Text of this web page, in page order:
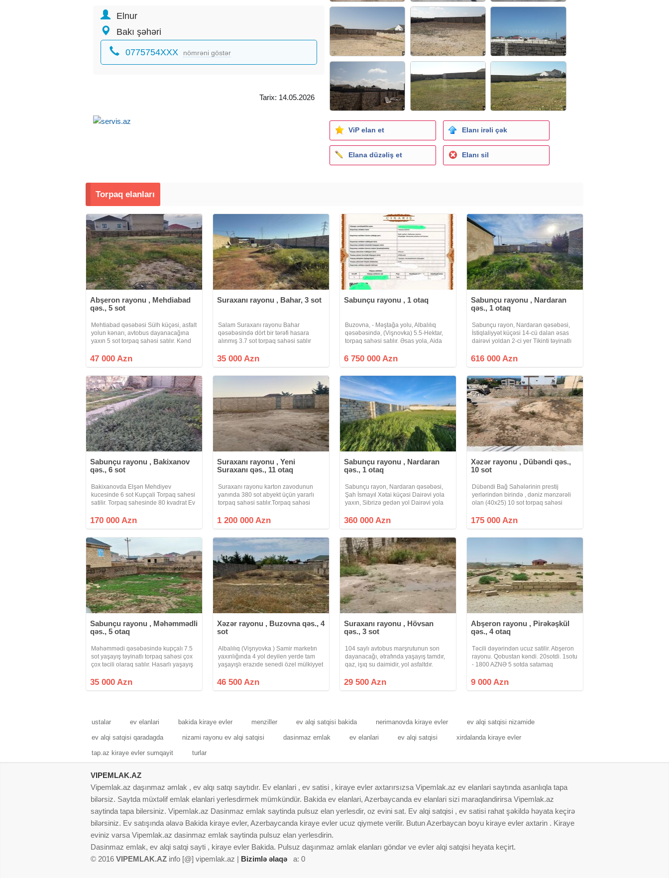
-15 SOT TORPAQ SAHƏSİ SATILIR.
- Qiyməti .. 135 000 manat
Real alıcı olsa endirimlə inşallah razılaşa bilərik
Elnur
Bakı şəhəri
0775754XXX nömrəni göstər
Tarix: 14.05.2026
ViP elan et Elanı irəli çək
Elana düzəliş et Elanı sil
Torpaq elanları
Abşeron rayonu , Mehdiabad
qəs., 5 sot
Mehtiabad qəsəbəsi Sülh küçəsi, asfalt
yolun kənarı, avtobus dayanacağına
yaxın 5 sot torpaq sahəsi satılır. Kənd
mülkiyyətdir, çıxarışı, plan ölçü sənədi
47 000 Azn
Suraxanı rayonu , Bahar, 3 sot
Salam Suraxanı rayonu Bahar
qəsəbəsində dört bir tərəfi hasara
alınmış 3.7 sot torpaq sahəsi satılır
metirdir 191 nömrəli maşurut xəttinə
35 000 Azn
Sabunçu rayonu , 1 otaq
Buzovna, - Məştağa yolu, Albalılıq
qəsəbəsində, (Vişnovka) 5.5-Hektar,
torpaq sahəsi satılır. Əsas yola, Aida
yerləşir. Sənəd- Çıxarış (Kupça).
6 750 000 Azn
Sabunçu rayonu , Nardaran
qəs., 1 otaq
Sabunçu rayon, Nardaran qəsəbəsi,
İstiqlaliyyət küçəsi 14-cü dalan əsas
dairəvi yoldan 2-ci yer Tikinti təyinatlı
KUPÇA Kod: Sea 1004 Qeyd: Müştəri
616 000 Azn
Sabunçu rayonu , Bakixanov
qəs., 6 sot
Bakixanovda Elşən Mehdiyev
kucesinde 6 sot Kupçali Torpaq sahesi
satilir. Torpaq sahesinde 80 kvadrat Ev
suallar ile bagli zeng edin.
170 000 Azn
Suraxanı rayonu , Yeni
Suraxanı qəs., 11 otaq
Suraxanı rayonu karton zavodunun
yanında 380 sot abyekt üçün yararlı
torpaq sahəsi satılır.Torpaq sahəsi
yaxında qaz su işıq xətləri.Abyektin
1 200 000 Azn
Sabunçu rayonu , Nardaran
qəs., 1 otaq
Sabunçu rayon, Nardaran qəsəbəsi,
Şah İsmayıl Xətai küçəsi Dairəvi yola
yaxın, Sibrizə gedən yol Dairəvi yola
sot torpaq sahəsi satılır Sənəd KUPÇA
360 000 Azn
Xəzər rayonu , Dübəndi qəs.,
10 sot
Dübəndi Bağ Sahələrinin prestij
yerlərindən birində , dəniz mənzərəli
olan (40x25) 10 sot torpaq sahəsi
üçün (hər mərtəbəsi 200 kv.m) özülü
175 000 Azn
Sabunçu rayonu , Məhəmmədli
qəs., 5 otaq
Məhəmmədi qəsəbəsində kupçalı 7.5
sot yaşayış təyinatlı torpaq sahəsi çox
çox təcili olaraq satılır. Hasarlı yaşayış
var.Xahiş olunur real klentlər( əsasən
35 000 Azn
Xəzər rayonu , Buzovna qəs., 4
sot
Albalılıq (Vişnyovka ) Samir marketın
yaxınlığında 4 yol deyilen yerde tam
yaşayışlı erazıde senedi özel mülkiyyet
satılır.Ümümi 4 sot ( kupçada 3.42 sot )
46 500 Azn
Suraxanı rayonu , Hövsan
qəs., 3 sot
104 saylı avtobus marşrutunun son
dayanacağı, ətrafında yaşayış tamdır,
qaz, işıq su daimidir, yol asfaltdır.
29 500 Azn
Abşeron rayonu , Pirəkəşkül
qəs., 4 otaq
Təcili dəyərindən ucuz satilir. Abşeron
rayonu. Qobustan kəndi. 20sotdi. 1sotu
- 1800 AZNƏ 5 sotda satamaq
(yaşayiş məntəqələrin torpaqi) Əlavə
9 000 Azn
ustalar ev elanlari bakida kiraye evler menziller ev alqi satqisi bakida nerimanovda kiraye evler ev alqi satqisi nizamide
ev alqi satqisi qaradagda nizami rayonu ev alqi satqisi dasinmaz emlak ev elanlari ev alqi satqisi xirdalanda kiraye evler
tap.az kiraye evler sumqayit turlar
VIPEMLAK.AZ
Vipemlak.az daşınmaz əmlak , ev alqı satqı saytıdır. Ev elanlari , ev satisi , kiraye evler axtarırsızsa Vipemlak.az ev elanlari saytında asanlıqla tapa
bilərsiz. Saytda müxtəlif emlak elanlari yerlesdirmek mümkündür. Bakida ev elanlari, Azerbaycanda ev elanlari sizi maraqlandirirsa Vipemlak.az
saytinda tapa bilersiniz. Vipemlak.az Dasinmaz emlak saytinda pulsuz elan yerlesdir, oz evini sat. Ev alqi satqisi , ev satisi rahat şəkildə həyata keçirə
bilərsiniz. Ev satışında əlavə Bakida kiraye evler, Azerbaycanda kiraye evler ucuz qiymete verilir. Butun Azerbaycan boyu kiraye evler axtarin . Kiraye
eviniz varsa Vipemlak.az dasinmaz emlak saytinda pulsuz elan yerlesdirin.
Dasinmaz emlak, ev alqi satqi sayti , kiraye evler Bakida. Pulsuz daşınmaz əmlak elanları göndər ve evler alqi satqisi heyata keçirt.
© 2016 VIPEMLAK.AZ info [@] vipemlak.az | Bizimlə əlaqə a: 0